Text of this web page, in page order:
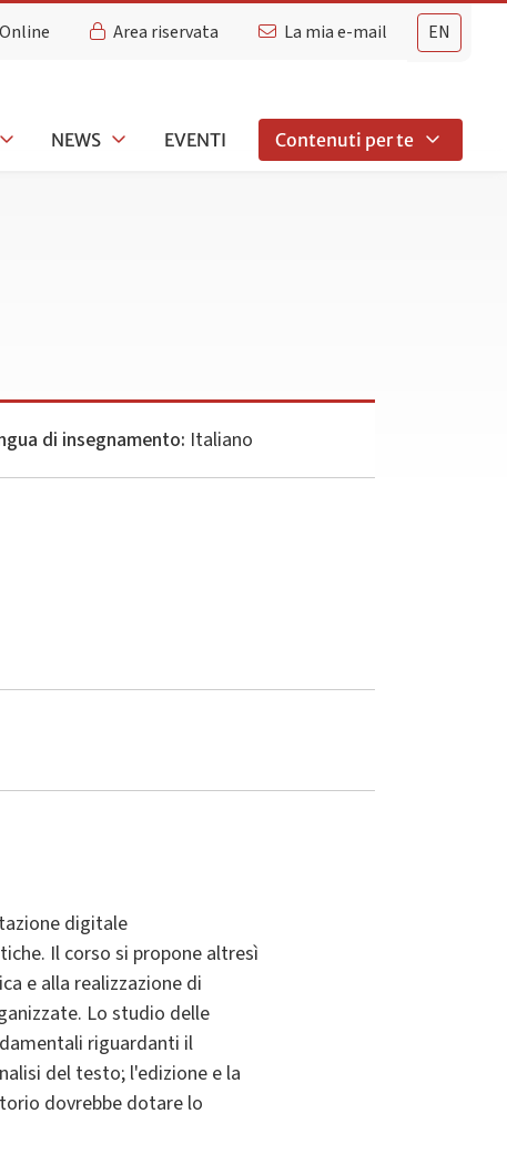
EN
Area riservata La mia e-mail
NEWS EVENTI Contenuti per te
di insegnamento: Italiano
digitale
Il corso si propone altresì
e alla realizzazione di
Lo studio delle
riguardanti il
del testo; l'edizione e la
dovrebbe dotare lo